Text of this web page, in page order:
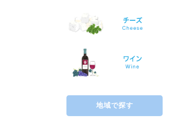
地域で探す